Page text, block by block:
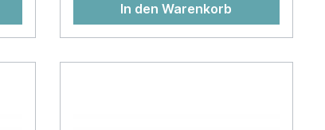
In den Warenkorb